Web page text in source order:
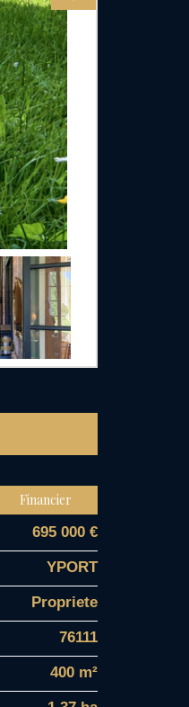
Financier
695 000 €
YPORT
Propriete
76111
400 m²